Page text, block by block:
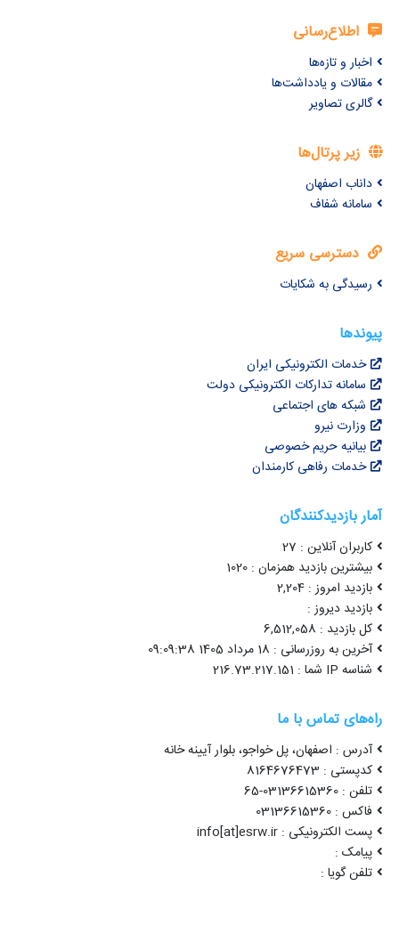
اطلاع‌رسانی
اخبار و تازه‌ها
مقالات و یادداشت‌ها
گالری تصاویر
زیر پرتال‌ها
داناب اصفهان
سامانه شفاف
دسترسی سریع
رسیدگی به شکایات
پیوندها
خدمات الکترونیکی ایران
سامانه تدارکات الکترونیکی دولت
شبکه های اجتماعی
وزارت نیرو
بیانیه حریم خصوصی
خدمات رفاهی کارمندان
آمار بازدیدکنندگان
کاربران آنلاین : 27
بیشترین بازدید همزمان : 1020
بازدید امروز : 2,204
بازدید دیروز :
کل بازدید : 6,512,058
آخرین به روزرسانی : 18 مرداد 1405 09:09:38
شناسه IP شما : 216.73.217.151
راه‌های تماس با ما
آدرس : اصفهان، پل خواجو، بلوار آیینه خانه
کدپستی : 8164676473
تلفن : 03136615360-65
فاکس : 03136615360
پست الکترونیکی : info[at]esrw.ir
پیامک :
تلفن گویا :